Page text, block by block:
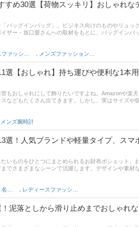
すめ30選【荷物スッキリ】おしゃれな
バッグインバッグ」。ビジネス向けのものやリュッ
ザー・坂口愛さんへの取材をもとに、バッグインバ
介。おしゃれなデザインや、ポケットが多い機能的
一覧表や通販サイトの最新人気ランキングもあるの
選【おしゃれ】持ち運びや便利な1本
もおしゃれにして飾りたいですよね。Amazonや楽
などもたくさん出てきます。しかし、実はサイズや
ない、使い勝手が悪い、ということにもなりかねま
方に向け、どんな種類があるのか、選び方はあるの
す。本記事を読めば、基本的な機能や目的に応じた
ひ参考にしてくださいね。
メンズ腕時計
選！人気ブランドや軽量タイプ、スマ
いものをひとつにまとめられるお財布ポシェット。
でさまざまなシーンで活躍します。デザインや素材
て、この記事では、おしゃれで機能的な使いやすい
ダコタなどレディース人気ブランドの製品や、持ち
プ。後半には、比較一覧表や通販サイトの最新人気
ください。
泥落としから滑り止めまでおしゃれ